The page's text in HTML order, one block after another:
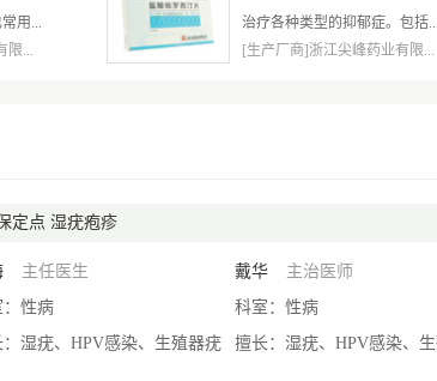
用...
限...
治疗各种类型的抑郁症。包括...
[生产厂商]浙江尖峰药业有限...
定点 湿疣疱疹
主任医生
：性病
：湿疣、HPV感染、生殖器疣
戴华
主治医师
科室：性病
擅长：湿疣、HPV感染、